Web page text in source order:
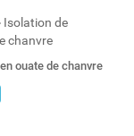
ouate de chanvre